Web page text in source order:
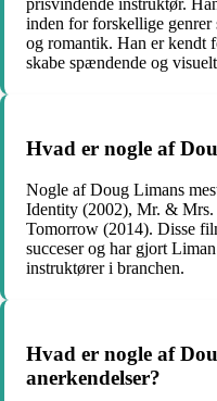
inden for forskellige
og romantik. Han er kendt
skabe spændende og
Hvad er nogle af
Nogle af Doug Limans
Identity (2002), Mr. &
Tomorrow (2014). Disse
succeser og har gjort
instruktører i branchen.
Hvad er nogle af
anerkendelser?